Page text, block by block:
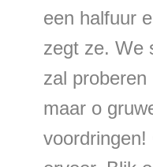
een halfuur
zegt ze. We
zal
maar o